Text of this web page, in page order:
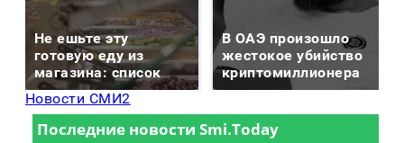
Не ешьте эту
готовую еду из
магазина: список
В ОАЭ произошло
жестокое убийство
криптомиллионера
Новости СМИ2